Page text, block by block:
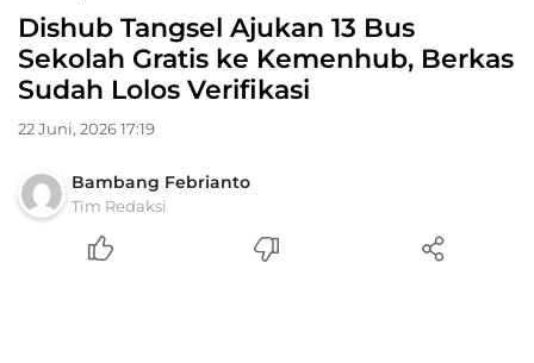
Dishub Tangsel Ajukan 13 Bus
Sekolah Gratis ke Kemenhub, Berkas
Sudah Lolos Verifikasi
22 Juni, 2026 17:19
Bambang Febrianto
Tim Redaksi